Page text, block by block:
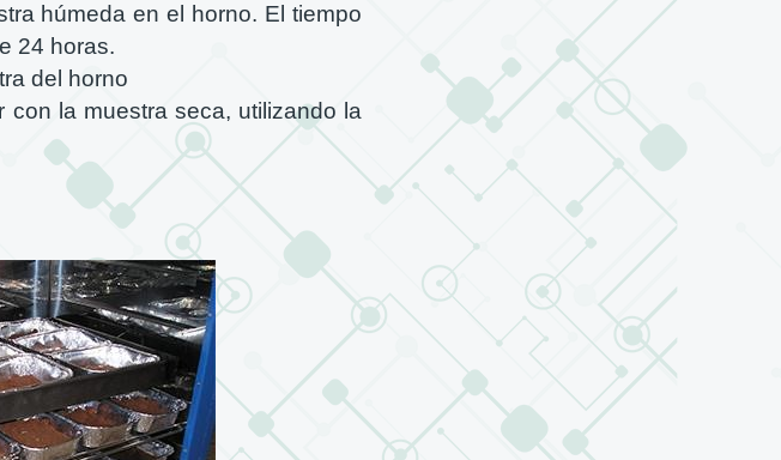
húmeda en el horno. El tiempo
24 horas.
del horno
con la muestra seca, utilizando la